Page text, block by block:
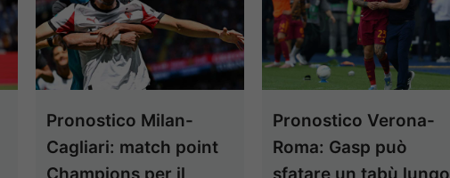
Pronostico Milan-
Cagliari: match point
Pronostico Verona-
Roma: Gasp può